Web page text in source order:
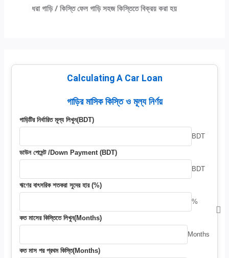
ধরা গাড়ি / কিস্তি ফেল গাড়ি সহজ কিস্তিতে বিক্রয় করা হয়
Calculating A Car Loan
গাড়ির মাসিক কিস্তি ও মূল্য নির্ণয়
গাড়িটির নির্ধারিত মূল্য লিখুন(BDT)
BDT
ডাউন পেমেন্ট /Down Payment (BDT)
BDT
ঋণের বাৎসরিক শতকরা সুদের হার (%)
%
কত মাসের কিস্তিতে লিখুন(Months)
Months
কত মাস পর প্রথম কিস্তি(Months)